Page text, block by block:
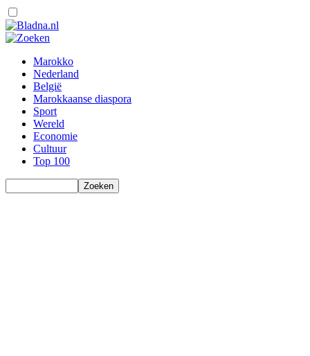
Marokko
Nederland
België
Marokkaanse diaspora
Sport
Wereld
Economie
Cultuur
Top 100